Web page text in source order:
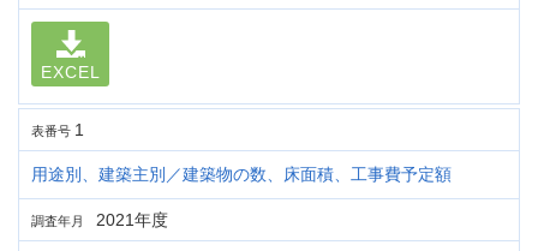
EXCEL
表番号 1
用途別、建築主別／建築物の数、床面積、工事費予定額
調査年月 2021年度